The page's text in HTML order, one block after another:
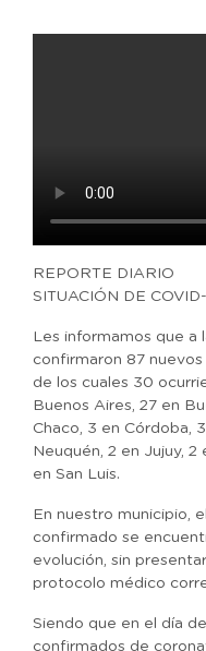
REPORTE DIARIO
SITUACIÓN DE
Les informamos que a
confirmaron 87
de los cuales 30
Buenos Aires, 27 en
Chaco, 3 en Córdoba,
Neuquén, 2 en Jujuy, 2
en San Luis.
En nuestro municipio,
confirmado se
evolución, sin
protocolo médico
Siendo que en el día
confirmados de